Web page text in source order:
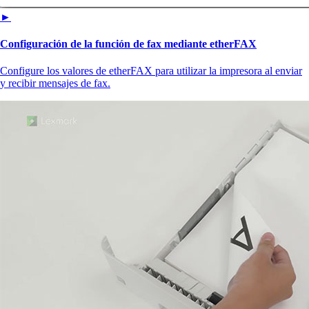
►
Configuración de la función de fax mediante etherFAX
Configure los valores de etherFAX para utilizar la impresora al enviar
y recibir mensajes de fax.